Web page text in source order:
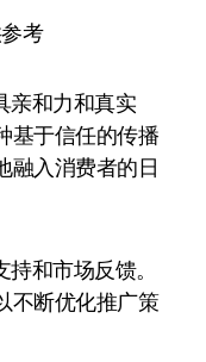
考
亲和力和真实
基于信任的传播
融入消费者的日
和市场反馈。
不断优化推广策